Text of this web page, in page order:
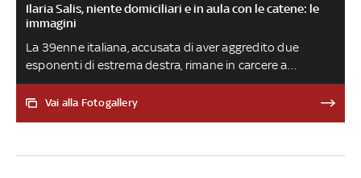
Ilaria Salis, niente domiciliari e in aula con le catene: le
immagini
La 39enne italiana, accusata di aver aggredito due
esponenti di estrema destra, rimane in carcere a
Budapest perché secondo il giudice 'esiste sempre il
pericolo di fuga'. Come nell’udienza di gennaio la donna
del governo Orban'. Fuori dal tribunale alcuni estremisti
Vai alla Fotogallery